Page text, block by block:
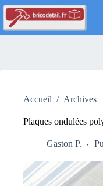
Passer
contenu
Accueil / Archives
Plaques ondulées
Gaston P.